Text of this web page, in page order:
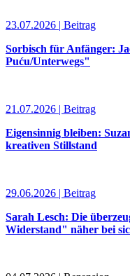
23.07.2026 | Beitrag
Sorbisch für Anfänger:
Puću/Unterwegs"
21.07.2026 | Beitrag
Eigensinnig bleiben:
kreativen Stillstand
29.06.2026 | Beitrag
Sarah Lesch: Die
Widerstand" näher bei